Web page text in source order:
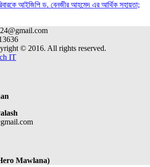
আইজিপি ড. বেনজীর আহমেদ এর আর্থিক সহায়তা;
© 2016. All rights reserved.
IT
Mawlana)